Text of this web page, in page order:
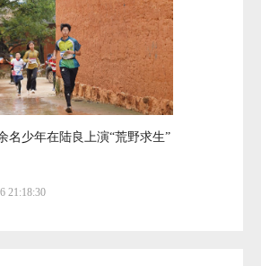
名少年在陆良上演“荒野求生”
21:18:30